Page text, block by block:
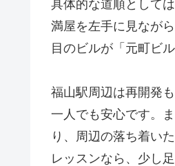
具体的な道順として
満屋を左手に見なが
目のビルが「元町ビ
福山駅周辺は再開発
一人でも安心です。
り、周辺の落ち着い
レッスンなら、少し